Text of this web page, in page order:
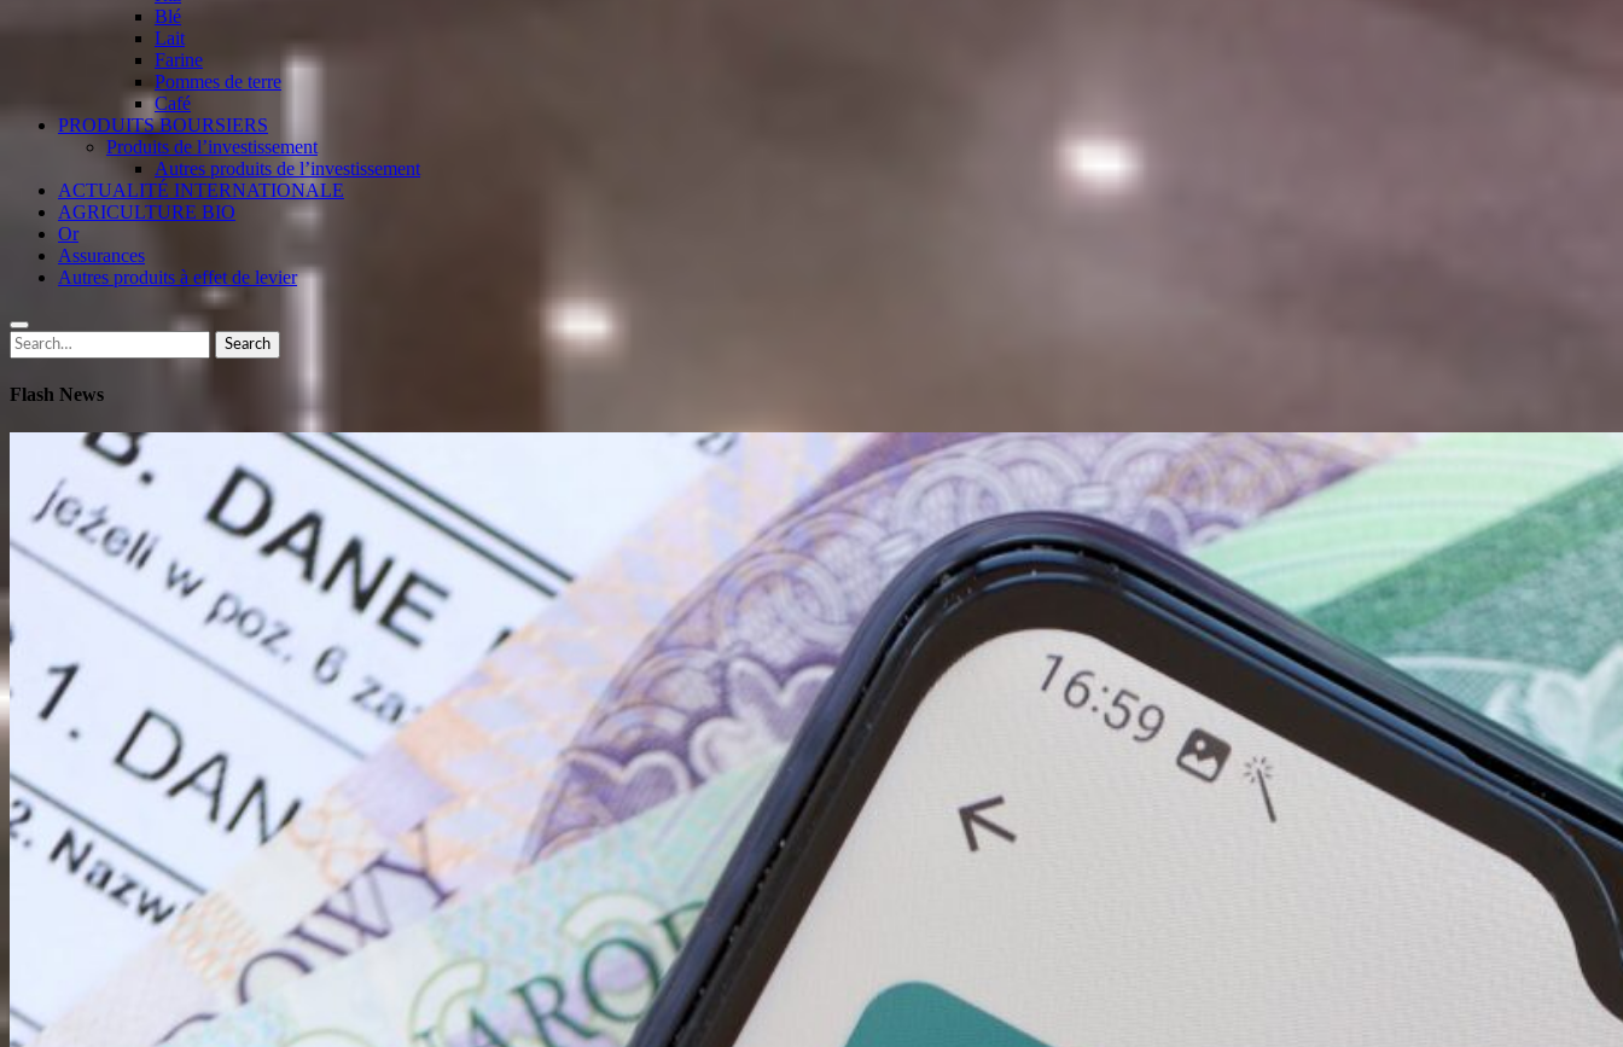
Blé
Lait
Farine
Pommes de terre
Café
PRODUITS BOURSIERS
Produits de l’investissement
Autres produits de l’investissement
ACTUALITÉ INTERNATIONALE
AGRICULTURE BIO
Or
Assurances
Autres produits à effet de levier
Search
for:
Search
Flash News